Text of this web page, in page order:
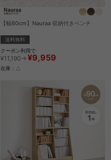
【幅60cm】Nauraa 収納付きベンチ
送料無料
クーポン利用で
¥11,190→ ¥9,959
在庫：△